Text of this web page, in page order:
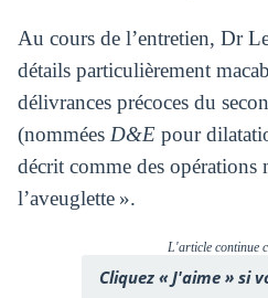
Au cours de l’entretien, Dr
détails particulièrement
délivrances précoces du
(nommées D&Epour
décrit comme des opérations
l’aveuglette ».
L'article continue
Cliquez « J'aime » si